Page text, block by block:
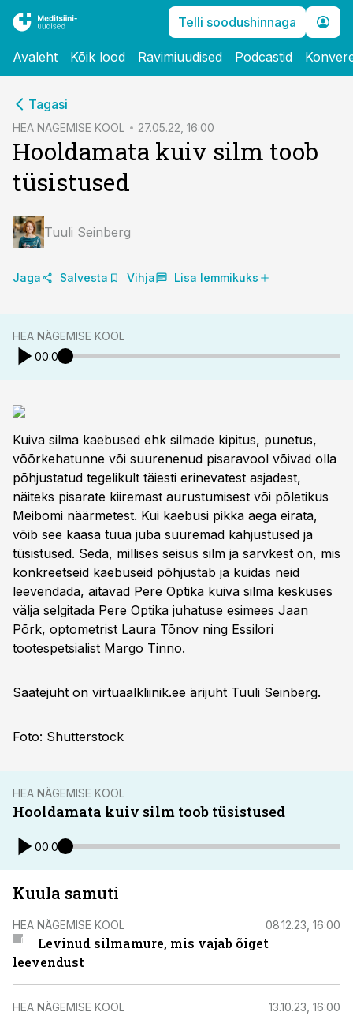
Telli soodushinnaga
Avaleht Kõik lood Ravimiuudised Podcastid
Tagasi
HEA NÄGEMISE KOOL 27.05.22, 16:00
Hooldamata kuiv silm toob
tüsistused
Tuuli Seinberg
Jaga Salvesta Vihja Lisa lemmikuks
HEA NÄGEMISE KOOL
00:00
Kuiva silma kaebused ehk silmade kipitus, punetus,
võõrkehatunne või suurenenud pisaravool võivad olla
põhjustatud tegelikult täiesti erinevatest asjadest,
näiteks pisarate kiiremast aurustumisest või põletikus
Meibomi näärmetest. Kui kaebusi pikka aega eirata,
võib see kaasa tuua juba suuremad kahjustused ja
tüsistused. Seda, millises seisus silm ja sarvkest on, mis
konkreetseid kaebuseid põhjustab ja kuidas neid
leevendada, aitavad Pere Optika kuiva silma keskuses
välja selgitada Pere Optika juhatuse esimees Jaan
Põrk, optometrist Laura Tõnov ning Essilori
tootespetsialist Margo Tinno.
Saatejuht on virtuaalkliinik.ee ärijuht Tuuli Seinberg.
Foto: Shutterstock
HEA NÄGEMISE KOOL
Hooldamata kuiv silm toob tüsistused
00:00
Kuula samuti
HEA NÄGEMISE KOOL 08.12.23, 16:00
Levinud silmamure, mis vajab õiget
leevendust
HEA NÄGEMISE KOOL 13.10.23, 16:00